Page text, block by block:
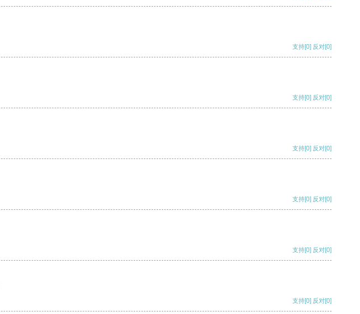
支持[0] 反对[0]
支持[0] 反对[0]
支持[0] 反对[0]
支持[0] 反对[0]
支持[0] 反对[0]
支持[0] 反对[0]